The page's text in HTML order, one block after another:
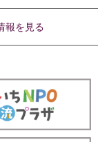
報を見る